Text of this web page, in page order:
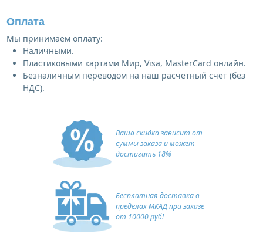
Оплата
Мы принимаем оплату:
Наличными.
Пластиковыми картами Мир, Visa, MasterCard онлайн.
Безналичным переводом на наш расчетный счет (без
НДС).
Ваша скидка зависит от
суммы заказа и может
достигать 18%
Бесплатная доставка в
пределах МКАД при заказе
от 10000 руб!